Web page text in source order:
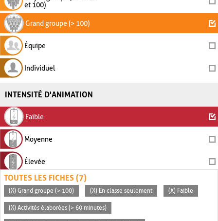
et 100)
Grand groupe (> 100)
Équipe
Individuel
INTENSITÉ D'ANIMATION
Faible
Moyenne
Élevée
TOUTES LES FICHES (7)
(X) Grand groupe (> 100) (X) En classe seulement (X) Faible
(X) Activités élaborées (> 60 minutes)